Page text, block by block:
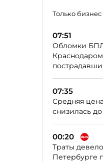
Только бизнес
07:51
Обломки
07:35
Средняя
снизилась
00:20
Траты
Петербурге